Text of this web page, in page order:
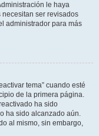
le haya
ser revisados
administrador para más
tema” cuando esté
de la primera página.
ha sido
ha sido alcanzado aún.
al mismo, sin embargo,